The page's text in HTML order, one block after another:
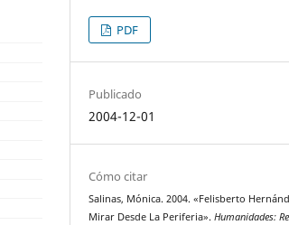
PDF
Publicado
2004-12-01
Cómo citar
Salinas, Mónica. 2004. «Felisberto
Mirar Desde La Periferia».Humanidades: